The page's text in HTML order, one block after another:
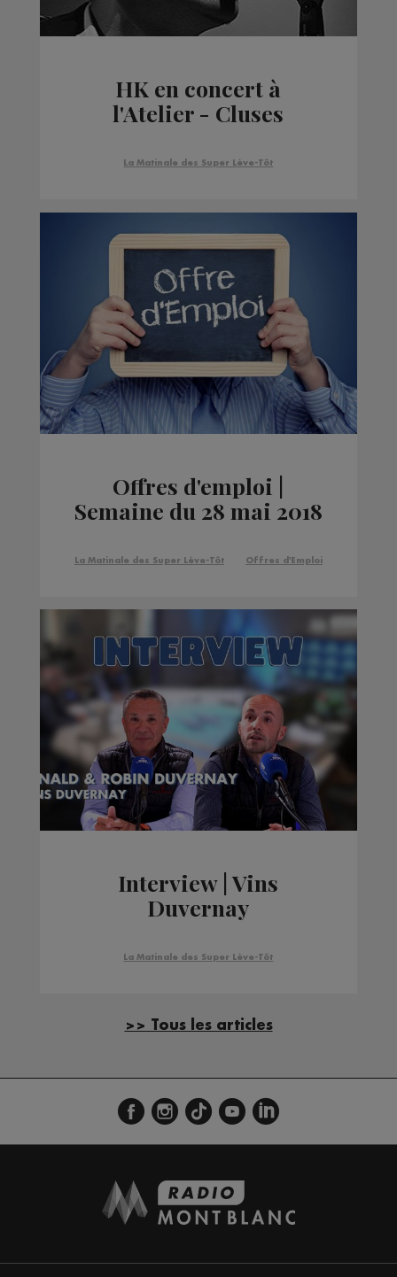
HK en concert à
l'Atelier - Cluses
La Matinale des Super Lève-Tôt
Offres d'emploi |
Semaine du 28 mai 2018
La Matinale des Super Lève-Tôt Offres d'Emploi
Interview | Vins
Duvernay
La Matinale des Super Lève-Tôt
>> Tous les articles